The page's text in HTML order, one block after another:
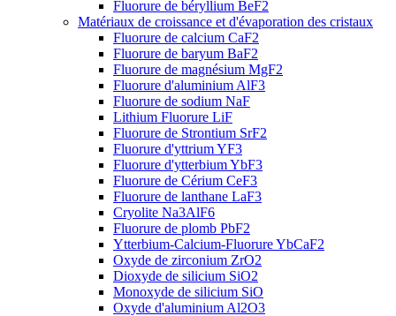
Fluorure de béryllium BeF2
Matériaux de croissance et d'évaporation des cristaux
Fluorure de calcium CaF2
Fluorure de baryum BaF2
Fluorure de magnésium MgF2
Fluorure d'aluminium AlF3
Fluorure de sodium NaF
Lithium Fluorure LiF
Fluorure de Strontium SrF2
Fluorure d'yttrium YF3
Fluorure d'ytterbium YbF3
Fluorure de Cérium CeF3
Fluorure de lanthane LaF3
Cryolite Na3AlF6
Fluorure de plomb PbF2
Ytterbium-Calcium-Fluorure YbCaF2
Oxyde de zirconium ZrO2
Dioxyde de silicium SiO2
Monoxyde de silicium SiO
Oxyde d'aluminium Al2O3